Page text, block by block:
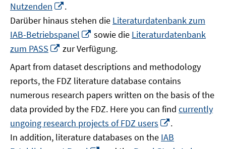
Nutzenden
neuem
Fenster
öffnen
.
Darüber hinaus stehen die Literaturdatenbank zum
IAB-Betriebspanel
In
neuem
Fenster
öffnen
sowie die Literaturdatenbank
zum PASS
In
Fenster
öffnen
zur Verfügung.
Apart from dataset descriptions and methodology
reports, the FDZ literature database contains
numerous research papers written on the basis of the
data provided by the FDZ. Here you can find currently
ungoing research projects of FDZ users
neuem
Fenster
.
In addition, literature databases on the IAB